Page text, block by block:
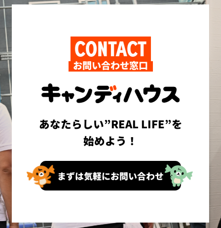
CONTACT
お問い合わせ窓口
あなたらしい”REAL LIFE”を
始めよう！
まずは気軽にお問い合わせ